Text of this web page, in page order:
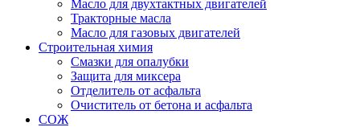
Масло для двухтактных двигателей
Тракторные масла
Масло для газовых двигателей
Строительная химия
Смазки для опалубки
Защита для миксера
Отделитель от асфальта
Очиститель от бетона и асфальта
СОЖ